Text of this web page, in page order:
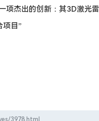
杰出的创新：其3D激光
目”